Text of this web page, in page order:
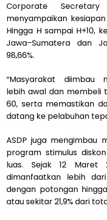
Corporate
menyampaikan
Hingga H sampai H+10,
Jawa–Sumatera dan
98,66%.
“Masyarakat diimbau
lebih awal dan membeli
60, serta memastikan
datang ke pelabuhan
ASDP juga mengimbau
program stimulus
luas. Sejak 12 Maret
dimanfaatkan lebih
dengan potongan
atau sekitar 21,9% dari